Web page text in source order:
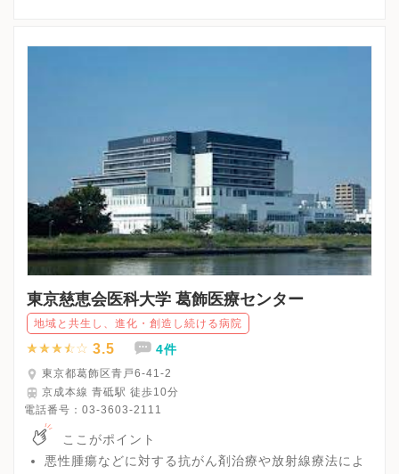
・体外受精は通常通り行います。
東京慈恵会医科大学 葛飾医療センター
地域と共生し、進化・創造し続ける病院
3.5 4件
東京都葛飾区青戸6-41-2
京成本線 青砥駅 徒歩10分
電話番号： 03-3603-2111
ここがポイント
悪性腫瘍などに対する抗がん剤治療や放射線療法によ